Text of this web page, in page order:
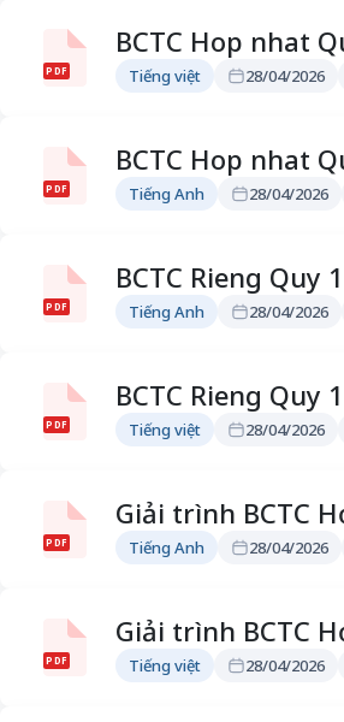
PDF
BCTC Hop nhat
Tiếng việt 28/04/2026
PDF
BCTC Hop nhat
Tiếng Anh 28/04/2026
PDF
BCTC Rieng Quy
Tiếng Anh 28/04/2026
PDF
BCTC Rieng Quy
Tiếng việt 28/04/2026
PDF
Giải trình BCTC
Tiếng Anh 28/04/2026
PDF
Giải trình BCTC
Tiếng việt 28/04/2026